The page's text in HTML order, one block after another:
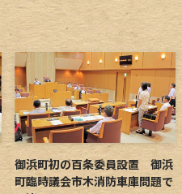
御浜町初の百条委員設置 御浜
町臨時議会市木消防車庫問題で